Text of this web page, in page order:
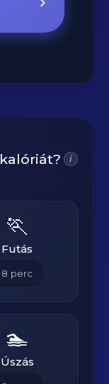
kalóriát? i
🏃
Futás
8 perc
🏊
Úszás